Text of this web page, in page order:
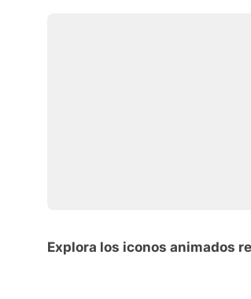
Explora los iconos animados